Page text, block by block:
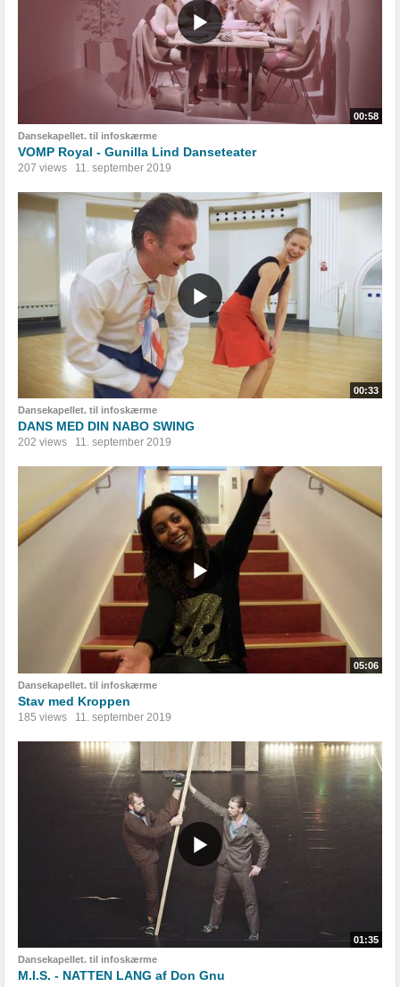
00:58
Dansekapellet. til infoskærme
VOMP Royal - Gunilla Lind Danseteater
207 views 11. september 2019
00:33
Dansekapellet. til infoskærme
DANS MED DIN NABO SWING
202 views 11. september 2019
05:06
Dansekapellet. til infoskærme
Stav med Kroppen
185 views 11. september 2019
01:35
Dansekapellet. til infoskærme
M.I.S. - NATTEN LANG af Don Gnu